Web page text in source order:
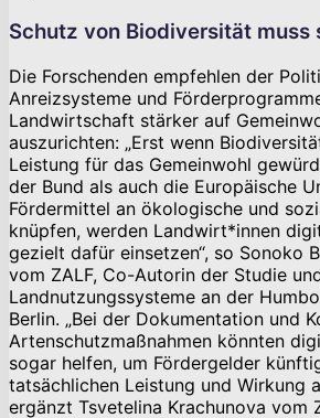
Schutz von Biodiversität muss
Die Forschenden empfehlen der
Anreizsysteme und
Landwirtschaft stärker auf
auszurichten: „Erst wenn
Leistung für das Gemeinwohl
der Bund als auch die Europäische
Fördermittel an ökologische und
knüpfen, werden Landwirt*innen
gezielt dafür einsetzen“, so Sonoko
vom ZALF, Co-Autorin der Studie
Landnutzungssysteme an der
Berlin. „Bei der Dokumentation und
Artenschutzmaßnahmen könnten
sogar helfen, um Fördergelder
tatsächlichen Leistung und Wirkung
ergänzt Tsvetelina Krachunova vom